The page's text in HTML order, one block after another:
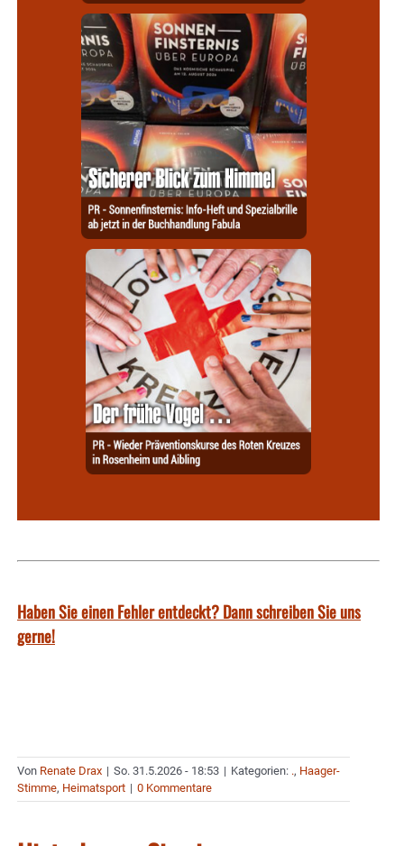
Haben Sie einen Fehler entdeckt? Dann schreiben Sie uns
gerne!
Von Renate Drax | So. 31.5.2026 - 18:53 | Kategorien: ., Haager-
Stimme, Heimatsport | 0 Kommentare